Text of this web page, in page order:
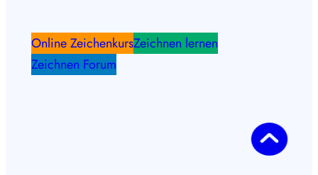
Online ZeichenkursZeichnen lernen
Zeichnen Forum